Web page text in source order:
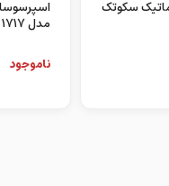
ناموجود